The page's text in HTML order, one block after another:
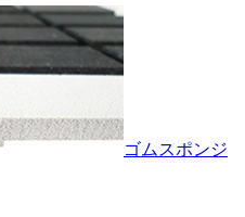
ゴムスポンジ